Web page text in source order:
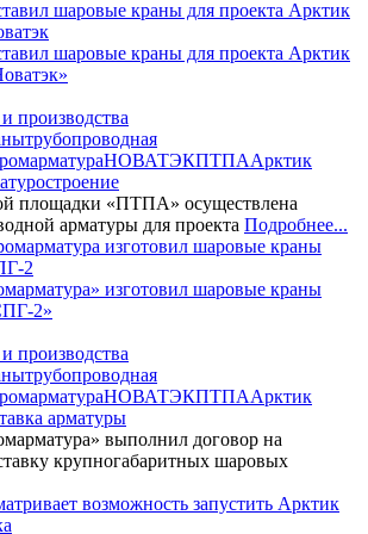
шаровые краны для проекта Арктик
производства
трубопроводная
НОВАТЭКПТПААрктик
площадки «ПТПА» осуществлена
арматуры для проекта Подробнее...
изготовил шаровые краны
2»
производства
трубопроводная
НОВАТЭКПТПААрктик
арматуры
выполнил договор на
крупногабаритных шаровых